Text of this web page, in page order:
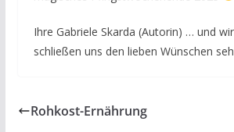
Ihre Gabriele Skarda (Autorin) … und
schließen uns den lieben Wünschen
Rohkost-Ernährung